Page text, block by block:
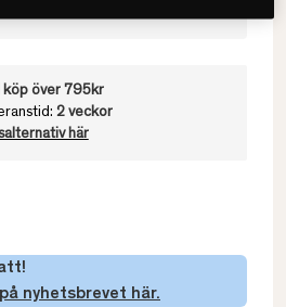
köp över 795kr
2 veckor
här
nyhetsbrevet här.